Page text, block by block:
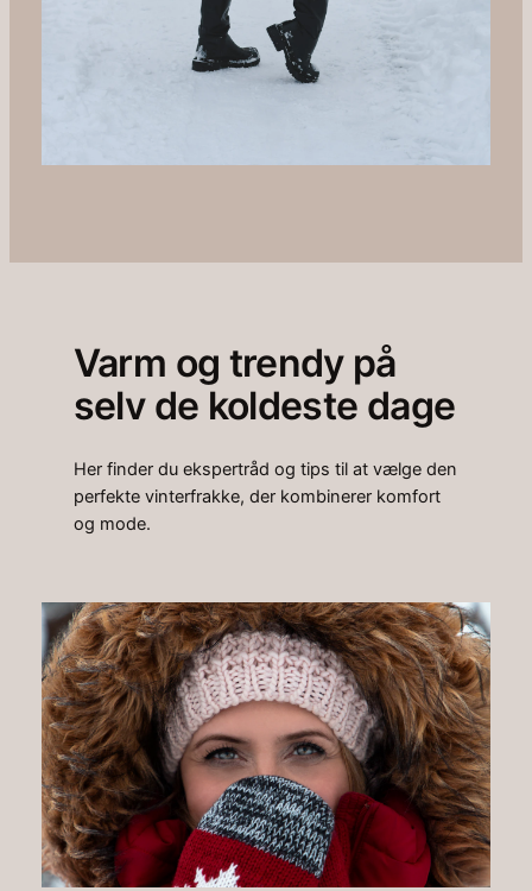
Varm og trendy på
selv de koldeste dage
Her finder du ekspertråd og tips til at vælge den
perfekte vinterfrakke, der kombinerer komfort
og mode.